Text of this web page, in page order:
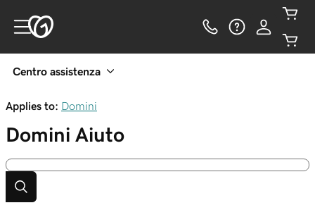
Centro assistenza
Applies to: Domini
Domini Aiuto